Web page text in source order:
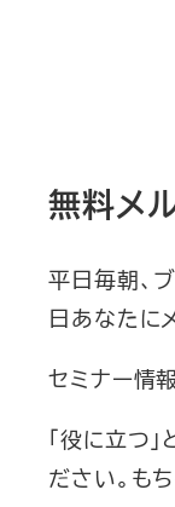
無料メ
平日毎朝、
日あなたに
セミナー情
「役に立つ
ださい。も